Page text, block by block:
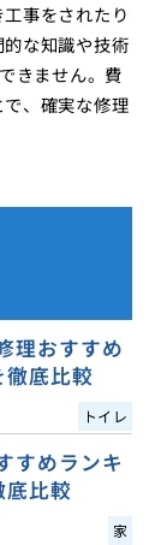
事をされたり
な知識や技術
きません。費
、確実な修理
理おすすめ
底比較
トイレ
すめランキ
底比較
家